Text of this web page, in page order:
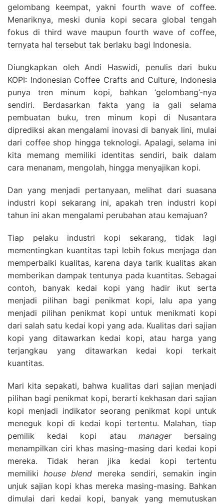
gelombang keempat, yakni fourth wave of coffee.
Menariknya, meski dunia kopi secara global tengah
fokus di third wave maupun fourth wave of coffee,
ternyata hal tersebut tak berlaku bagi Indonesia.
Diungkapkan oleh Andi Haswidi, penulis dari buku
KOPI: Indonesian Coffee Crafts and Culture, Indonesia
punya tren minum kopi, bahkan ‘gelombang’-nya
sendiri. Berdasarkan fakta yang ia gali selama
pembuatan buku, tren minum kopi di Nusantara
diprediksi akan mengalami inovasi di banyak lini, mulai
dari coffee shop hingga teknologi. Apalagi, selama ini
kita memang memiliki identitas sendiri, baik dalam
cara menanam, mengolah, hingga menyajikan kopi.
Dan yang menjadi pertanyaan, melihat dari suasana
industri kopi sekarang ini, apakah tren industri kopi
tahun ini akan mengalami perubahan atau kemajuan?
Tiap pelaku industri kopi sekarang, tidak lagi
mementingkan kuantitas tapi lebih fokus menjaga dan
memperbaiki kualitas, karena daya tarik kualitas akan
memberikan dampak tentunya pada kuantitas. Sebagai
contoh, banyak kedai kopi yang hadir ikut serta
menjadi pilihan bagi penikmat kopi, lalu apa yang
menjadi pilihan penikmat kopi untuk menikmati kopi
dari salah satu kedai kopi yang ada. Kualitas dari sajian
kopi yang ditawarkan kedai kopi, atau harga yang
terjangkau yang ditawarkan kedai kopi terkait
kuantitas.
Mari kita sepakati, bahwa kualitas dari sajian menjadi
pilihan bagi penikmat kopi, berarti kekhasan dari sajian
kopi menjadi indikator seorang penikmat kopi untuk
meneguk kopi di kedai kopi tertentu. Malahan, tiap
pemilik kedai kopi atau managerbersaing
menampilkan ciri khas masing-masing dari kedai kopi
mereka. Tidak heran jika kedai kopi tertentu
memilikihouse blend mereka sendiri, semakin ingin
unjuk sajian kopi khas mereka masing-masing. Bahkan
dimulai dari kedai kopi, banyak yang memutuskan